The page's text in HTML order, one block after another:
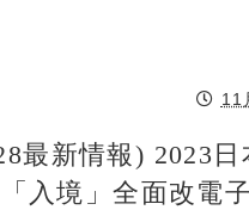
11
最新情報) 2023日
入境」全面改電